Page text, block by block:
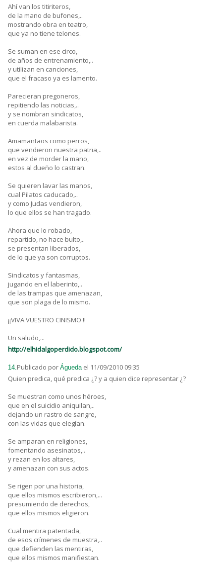
Ahí van los titiriteros,
de la mano de bufones,..
mostrando obra en teatro,
que ya no tiene telones.
Se suman en ese circo,
de años de entrenamiento,..
y utilizan en canciones,
que el fracaso ya es lamento.
Parecieran pregoneros,
repitiendo las noticias,..
y se nombran sindicatos,
en cuerda malabarista.
Amamantaos como perros,
que vendieron nuestra patria,..
en vez de morder la mano,
estos al dueño lo castran.
Se quieren lavar las manos,
cual Pilatos caducado,..
y como Judas vendieron,
lo que ellos se han tragado.
Ahora que lo robado,
repartido, no hace bulto,..
se presentan liberados,
de lo que ya son corruptos.
Sindicatos y fantasmas,
jugando en el laberinto,..
de las trampas que amenazan,
que son plaga de lo mismo.
¡¡VIVA VUESTRO CINISMO !!
Un saludo,...
http://elhidalgoperdido.blogspot.com/
14. Publicado por Águeda el 11/09/2010 09:35
Quien predica, qué predica ¿? y a quien dice representar ¿?
Se muestran como unos héroes,
que en el suicidio aniquilan,..
dejando un rastro de sangre,
con las vidas que elegían.
Se amparan en religiones,
fomentando asesinatos,..
y rezan en los altares,
y amenazan con sus actos.
Se rigen por una historia,
que ellos mismos escribieron,...
presumiendo de derechos,
que ellos mismos eligieron.
Cual mentira patentada,
de esos crímenes de muestra,..
que defienden las mentiras,
que ellos mismos manifiestan.